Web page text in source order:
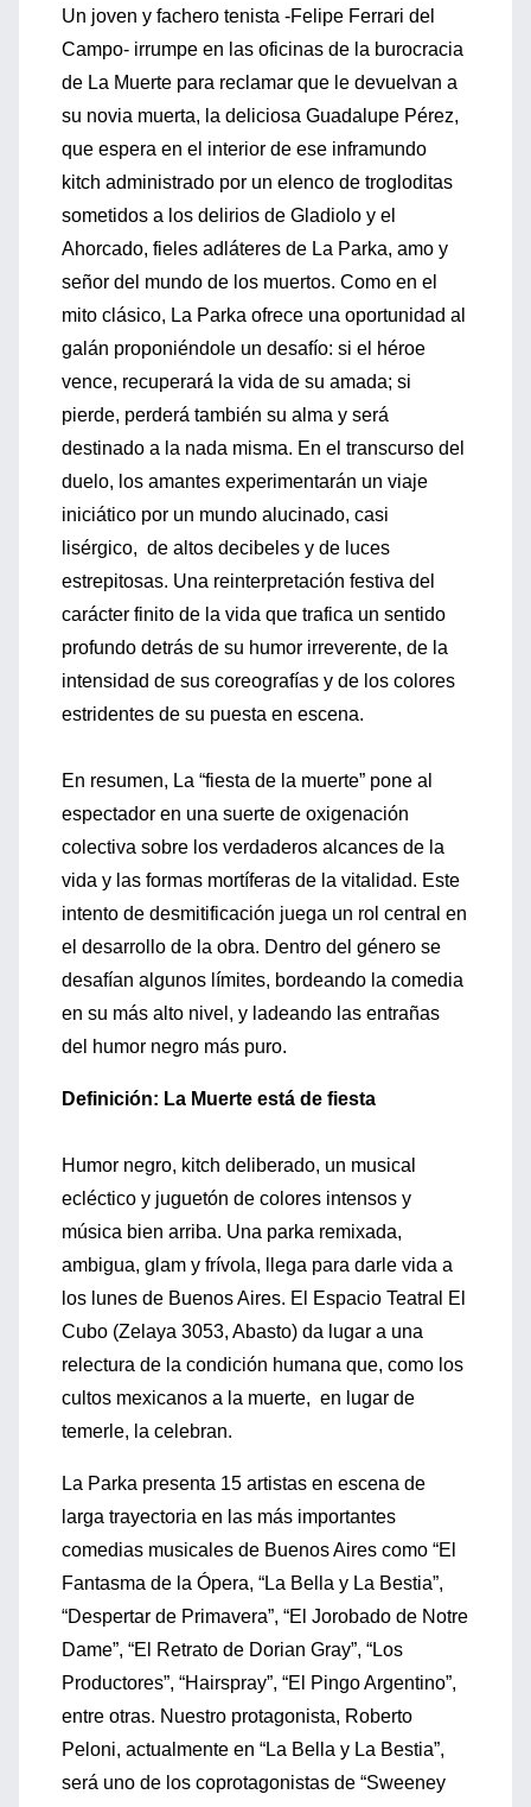
Un joven y fachero tenista -Felipe Ferrari del
Campo- irrumpe en las oficinas de la burocracia
de La Muerte para reclamar que le devuelvan a
su novia muerta, la deliciosa Guadalupe Pérez,
que espera en el interior de ese inframundo
kitch administrado por un elenco de trogloditas
sometidos a los delirios de Gladiolo y el
Ahorcado, fieles adláteres de La Parka, amo y
señor del mundo de los muertos. Como en el
mito clásico, La Parka ofrece una oportunidad al
galán proponiéndole un desafío: si el héroe
vence, recuperará la vida de su amada; si
pierde, perderá también su alma y será
destinado a la nada misma. En el transcurso del
duelo, los amantes experimentarán un viaje
iniciático por un mundo alucinado, casi
lisérgico, de altos decibeles y de luces
estrepitosas. Una reinterpretación festiva del
carácter finito de la vida que trafica un sentido
profundo detrás de su humor irreverente, de la
intensidad de sus coreografías y de los colores
estridentes de su puesta en escena.
En resumen, La “fiesta de la muerte” pone al
espectador en una suerte de oxigenación
colectiva sobre los verdaderos alcances de la
vida y las formas mortíferas de la vitalidad. Este
intento de desmitificación juega un rol central en
el desarrollo de la obra. Dentro del género se
desafían algunos límites, bordeando la comedia
en su más alto nivel, y ladeando las entrañas
del humor negro más puro.
Definición: La Muerte está de fiesta
Humor negro, kitch deliberado, un musical
ecléctico y juguetón de colores intensos y
música bien arriba. Una parka remixada,
ambigua, glam y frívola, llega para darle vida a
los lunes de Buenos Aires. El Espacio Teatral El
Cubo (Zelaya 3053, Abasto) da lugar a una
relectura de la condición humana que, como los
cultos mexicanos a la muerte, en lugar de
temerle, la celebran.
La Parka presenta 15 artistas en escena de
larga trayectoria en las más importantes
comedias musicales de Buenos Aires como “El
Fantasma de la Ópera, “La Bella y La Bestia”,
“Despertar de Primavera”, “El Jorobado de Notre
Dame”, “El Retrato de Dorian Gray”, “Los
Productores”, “Hairspray”, “El Pingo Argentino”,
entre otras. Nuestro protagonista, Roberto
Peloni, actualmente en “La Bella y La Bestia”,
será uno de los coprotagonistas de “Sweeney